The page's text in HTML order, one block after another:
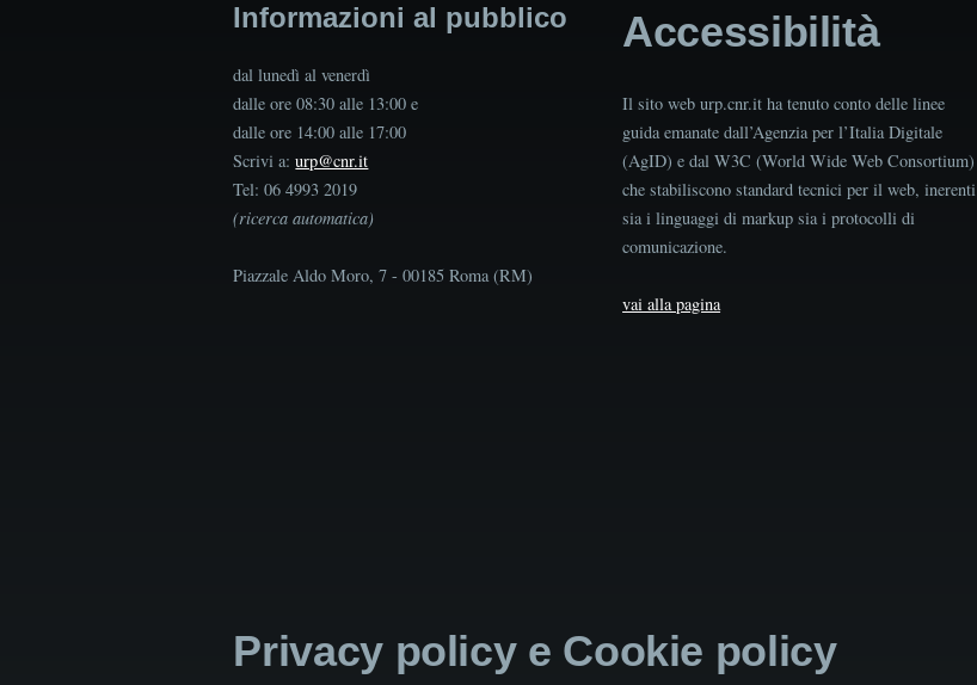
Informazioni al pubblico
dal lunedì al venerdì
dalle ore 08:30 alle 13:00 e
dalle ore 14:00 alle 17:00
Scrivi a:urp@cnr.it
Tel: 06 4993 2019
(ricerca automatica)
Piazzale Aldo Moro, 7 - 00185 Roma (RM)
Accessibilità
Il sito web urp.cnr.it ha tenuto conto delle linee
guida emanate dall’Agenzia per l’Italia Digitale
(AgID) e dal W3C (World Wide Web Consortium)
che stabiliscono standard tecnici per il web, inerenti
sia i linguaggi di markup sia i protocolli di
comunicazione.
vai alla pagina
Privacy policy e Cookie policy